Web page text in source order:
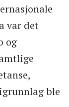
var det
og
ble